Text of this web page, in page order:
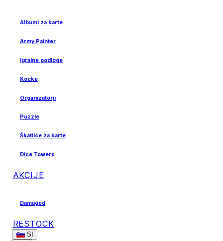
Albumi za karte
Army Painter
Igralne podloge
Kocke
Organizatorji
Puzzle
Škatlice za karte
Dice Towers
AKCIJE
Damaged
RESTOCK
SI